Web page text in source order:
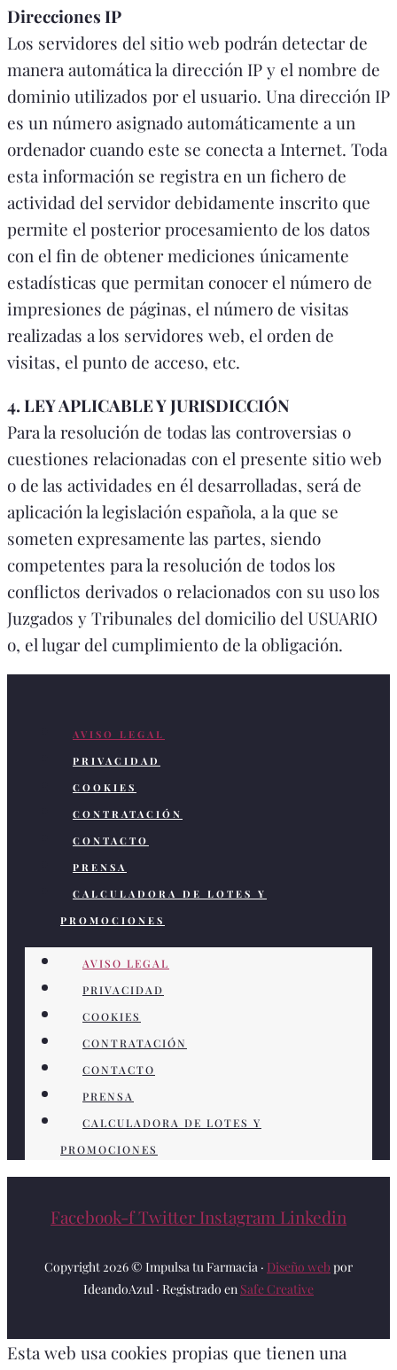
Direcciones IP
Los servidores del sitio web podrán detectar de
manera automática la dirección IP y el nombre de
dominio utilizados por el usuario. Una dirección IP
es un número asignado automáticamente a un
ordenador cuando este se conecta a Internet. Toda
esta información se registra en un fichero de
actividad del servidor debidamente inscrito que
permite el posterior procesamiento de los datos
con el fin de obtener mediciones únicamente
estadísticas que permitan conocer el número de
impresiones de páginas, el número de visitas
realizadas a los servidores web, el orden de
visitas, el punto de acceso, etc.
4. LEY APLICABLE Y JURISDICCIÓN
Para la resolución de todas las controversias o
cuestiones relacionadas con el presente sitio web
o de las actividades en él desarrolladas, será de
aplicación la legislación española, a la que se
someten expresamente las partes, siendo
competentes para la resolución de todos los
conflictos derivados o relacionados con su uso los
Juzgados y Tribunales del domicilio del USUARIO
o, el lugar del cumplimiento de la obligación.
AVISO LEGAL
PRIVACIDAD
COOKIES
CONTRATACIÓN
CONTACTO
PRENSA
CALCULADORA DE LOTES Y
PROMOCIONES
AVISO LEGAL
PRIVACIDAD
COOKIES
CONTRATACIÓN
CONTACTO
PRENSA
CALCULADORA DE LOTES Y
PROMOCIONES
Facebook-fTwitter Instagram Linkedin
Copyright 2026 © Impulsa tu Farmacia · Diseño webpor
IdeandoAzul · Registrado en Safe Creative
Esta web usa cookies propias que tienen una